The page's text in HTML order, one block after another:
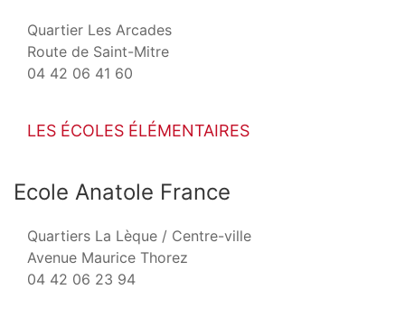
Quartier Les Arcades
Route de Saint-Mitre
04 42 06 41 60
LES ÉCOLES ÉLÉMENTAIRES
Ecole Anatole France
Quartiers La Lèque / Centre-ville
Avenue Maurice Thorez
04 42 06 23 94